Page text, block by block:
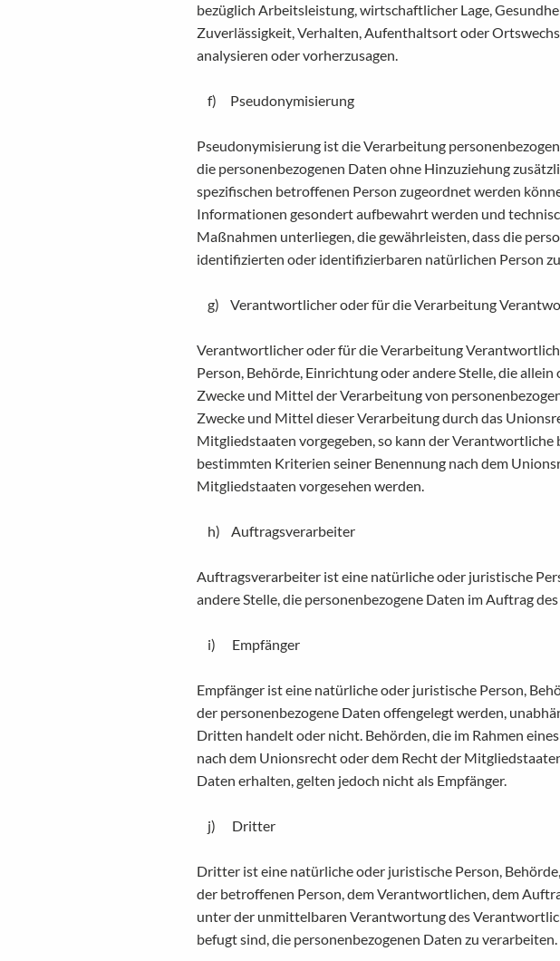
bezüglich Arbeitsleistung, wirtschaftlicher Lage,
Zuverlässigkeit, Verhalten, Aufenthaltsort oder
analysieren oder vorherzusagen.
f) Pseudonymisierung
Pseudonymisierung ist die Verarbeitung
die personenbezogenen Daten ohne Hinzuziehung
spezifischen betroffenen Person zugeordnet werden
Informationen gesondert aufbewahrt werden und
Maßnahmen unterliegen, die gewährleisten, dass die
identifizierten oder identifizierbaren natürlichen Person
g) Verantwortlicher oder für die Verarbeitung
Verantwortlicher oder für die Verarbeitung
Person, Behörde, Einrichtung oder andere Stelle, die
Zwecke und Mittel der Verarbeitung von
Zwecke und Mittel dieser Verarbeitung durch das
Mitgliedstaaten vorgegeben, so kann der Verantwortliche
bestimmten Kriterien seiner Benennung nach dem
Mitgliedstaaten vorgesehen werden.
h) Auftragsverarbeiter
Auftragsverarbeiter ist eine natürliche oder juristische
andere Stelle, die personenbezogene Daten im Auftrag
i) Empfänger
Empfänger ist eine natürliche oder juristische Person,
der personenbezogene Daten offengelegt werden,
Dritten handelt oder nicht. Behörden, die im Rahmen
nach dem Unionsrecht oder dem Recht der
Daten erhalten, gelten jedoch nicht als Empfänger.
j) Dritter
Dritter ist eine natürliche oder juristische Person,
der betroffenen Person, dem Verantwortlichen, dem
unter der unmittelbaren Verantwortung des
befugt sind, die personenbezogenen Daten zu verarbeiten.